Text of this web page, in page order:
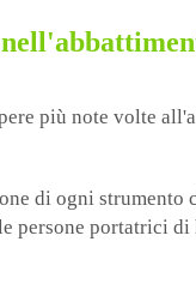
più note volte
di ogni strumento
persone portatrici di